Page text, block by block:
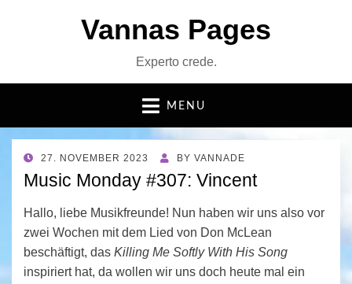
Vannas Pages
Experto crede.
MENU
POSTED
ON
27. NOVEMBER 2023 BY VANNADE
Music Monday #307: Vincent
Hallo, liebe Musikfreunde! Nun haben wir uns also vor
zwei Wochen mit dem Lied von Don McLean
beschäftigt, das Killing Me Softly With His Song
inspiriert hat, da wollen wir uns doch heute mal ein